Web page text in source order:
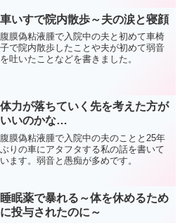
車いすで院内散歩～夫の涙と寝顔
腹膜偽粘液腫で入院中の夫と初めて車椅
子で院内散歩したことや夫が初めて弱音
を吐いたことなどを書きました。
体力が落ちていく先を考えた方が
いいのかな…
腹膜偽粘液腫で入院中の夫のことと25年
ぶりの車にアタフタする私の話を書いて
います。弱音と愚痴が多めです。
睡眠薬で暴れる～体を休めるため
に投与されたのに～